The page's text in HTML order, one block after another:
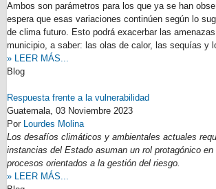
Ambos son parámetros para los que ya se han
espera que esas variaciones continúen según lo
de clima futuro. Esto podrá exacerbar las
municipio, a saber: las olas de calor, las sequías y
» LEER MÁS...
Blog
Respuesta frente a la vulnerabilidad
Guatemala, 03 Noviembre 2023
Por Lourdes Molina
Los desafíos climáticos y ambientales actuales
instancias del Estado asuman un rol protagónico
procesos orientados a la gestión del riesgo.
» LEER MÁS...